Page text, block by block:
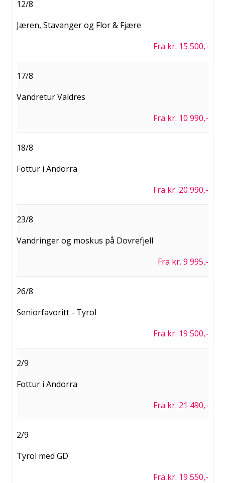
12/8
Jæren, Stavanger og Flor & Fjære
Fra kr. 15 500,-
17/8
Vandretur Valdres
Fra kr. 10 990,-
18/8
Fottur i Andorra
Fra kr. 20 990,-
23/8
Vandringer og moskus på Dovrefjell
Fra kr. 9 995,-
26/8
Seniorfavoritt - Tyrol
Fra kr. 19 500,-
2/9
Fottur i Andorra
Fra kr. 21 490,-
2/9
Tyrol med GD
Fra kr. 19 550,-